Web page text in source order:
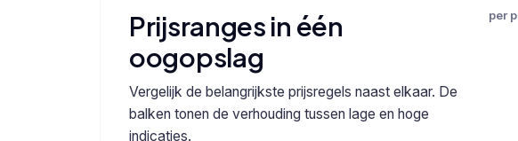
Prijsranges in één
oogopslag
Vergelijk de belangrijkste prijsregels naast elkaar. De
balken tonen de verhouding tussen lage en hoge
indicaties.
per